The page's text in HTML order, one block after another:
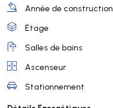
Année de construction
Étage
Salles de bains
Ascenseur
Stationnement